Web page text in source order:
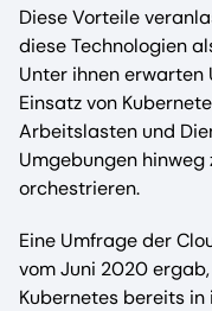
Diese Vorteile
diese Technologien
Unter ihnen erwarten
Einsatz von
Arbeitslasten und
Umgebungen hinweg
orchestrieren.
Eine Umfrage der
vom Juni 2020
Kubernetes bereits in